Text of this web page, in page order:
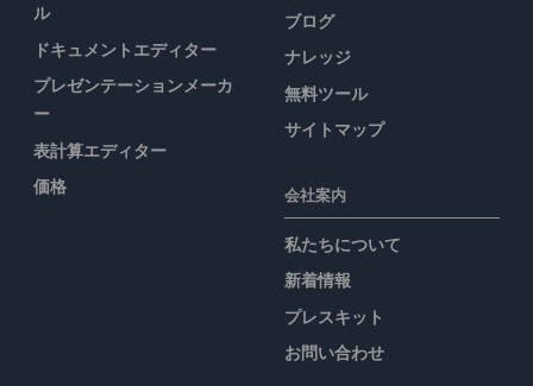
ル
ドキュメントエディター
プレゼンテーションメーカ
ー
表計算エディター
価格
ブログ
ナレッジ
無料ツール
サイトマップ
会社案内
私たちについて
新着情報
プレスキット
お問い合わせ